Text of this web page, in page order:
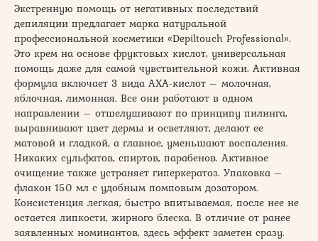
Экстренную помощь от негативных последствий
депиляции предлагает марка натуральной
профессиональной косметики «Depiltouch Professional».
Это крем на основе фруктовых кислот, универсальная
помощь даже для самой чувствительной кожи. Активная
формула включает 3 вида АХА-кислот – молочная,
яблочная, лимонная. Все они работают в одном
направлении – отшелушивают по принципу пилинга,
выравнивают цвет дермы и осветляют, делают ее
матовой и гладкой, а главное, уменьшают воспаления.
Никаких сульфатов, спиртов, парабенов. Активное
очищение также устраняет гиперкератоз. Упаковка –
флакон 150 мл с удобным помповым дозатором.
Консистенция легкая, быстро впитываемая, после нее не
остается липкости, жирного блеска. В отличие от ранее
заявленных номинантов, здесь эффект заметен сразу.